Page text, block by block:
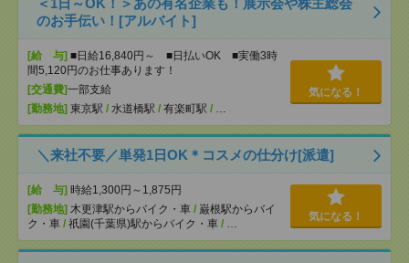
＜1日～OK！＞あの有名企業も！展示会や株主総会
のお手伝い！[アルバイト]
[給 与] ■日給16,840円～ ■日払いOK ■実働3時
間5,120円のお仕事あります！
[交通費]一部支給
[勤務地] 東京駅 / 水道橋駅 / 有楽町駅 / …
気になる！
＼来社不要／単発1日OK＊コスメの仕分け[派遣]
[給 与] 時給1,300円～1,875円
[勤務地] 木更津駅からバイク・車 / 巌根駅からバイ
ク・車 / 祇園(千葉県)駅からバイク・車 / …
気になる！